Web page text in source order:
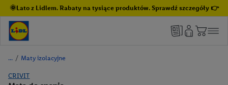
🌞Lato z Lidlem. Rabaty na tysiące produktów. Sprawdź szczegóły 👉
/ Maty izolacyjne
CRIVIT